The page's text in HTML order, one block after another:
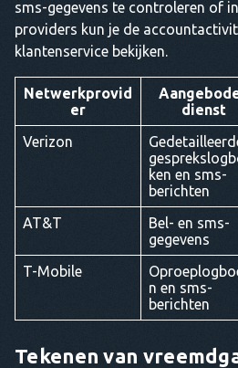
sms-gegevens te controleren of
providers kun je de
klantenservice bekijken.
Netwerkprovid
er
dienst
Verizon
ken en sms-
berichten
AT&T
Bel- en sms-
gegevens
T-Mobile
n en sms-
berichten
Tekenen van